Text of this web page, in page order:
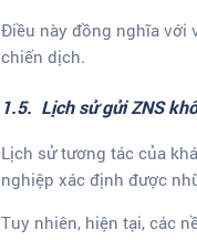
Điều này đồng nghĩa với
chiến dịch.
1.5. Lịch sử gửi ZNS
Lịch sử tương tác của
nghiệp xác định được
Tuy nhiên, hiện tại, các